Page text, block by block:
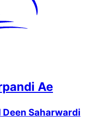
Ae
Deen Saharwardi